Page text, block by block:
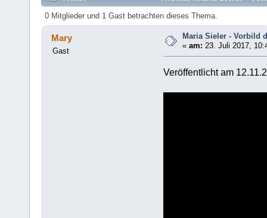
0 Mitglieder und 1 Gast betrachten dieses Thema.
Mary
Gast
Maria Sieler - Vorbild
«am: 23. Juli 2017,
Veröffentlicht am